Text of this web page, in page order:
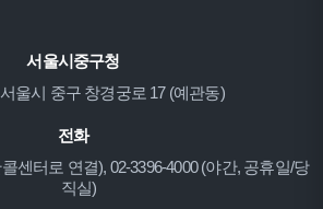
서울시중구청
울시 중구 창경궁로 17 (예관동)
전화
센터로 연결), 02-3396-4000 (야간, 공휴일/당
직실)